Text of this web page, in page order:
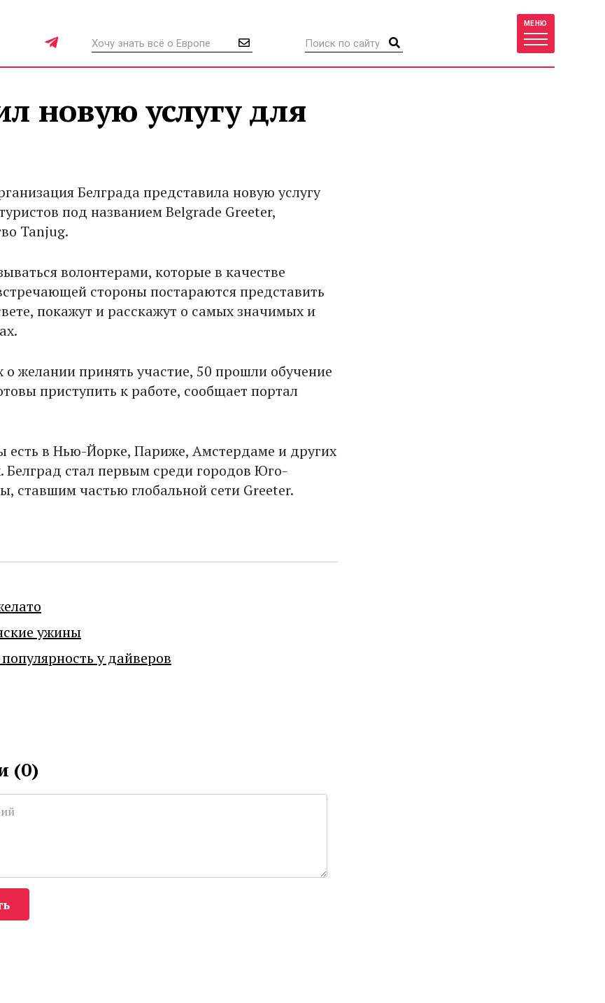
МЕНЮ
новую услугу для
Белграда представила новую услугу
под названием Belgrade Greeter,
Tanjug.
волонтерами, которые в качестве
стороны постараются представить
покажут и расскажут о самых значимых и
о желании принять участие, 50 прошли обучение
приступить к работе, сообщает портал
есть в Нью-Йорке, Париже, Амстердаме и других
Белград стал первым среди городов Юго-
ставшим частью глобальной сети Greeter.
ужины
у дайверов
(0)